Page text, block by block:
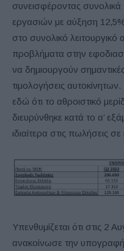
συνεισφέροντας
εργασιών με αύξηση
στο συνολικό
προβλήματα στην
να δημιουργούν
τιμολογήσεις
εδώ ότι το αθροιστικό
διευρύνθηκε κατά το α’
ιδιαίτερα στις πωλήσεις σε
Υπενθυμίζεται ότι στις 2
ανακοίνωσε την